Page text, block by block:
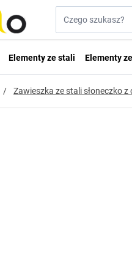
Elementy ze stali Elementy
/ Zawieszka ze stali słoneczko